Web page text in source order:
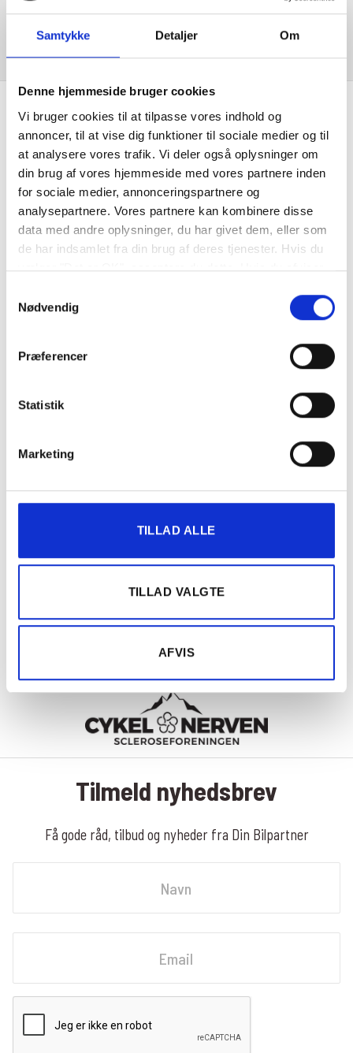
Samtykke Detaljer Om
Denne hjemmeside bruger cookies
Vi bruger cookies til at tilpasse vores indhold og
annoncer, til at vise dig funktioner til sociale medier og til
at analysere vores trafik. Vi deler også oplysninger om
din brug af vores hjemmeside med vores partnere inden
for sociale medier, annonceringspartnere og
analysepartnere. Vores partnere kan kombinere disse
data med andre oplysninger, du har givet dem, eller som
de har indsamlet fra din brug af deres tjenester. Hvis du
vælger "Det er OK", acceptere du dette. Hvis du afviser
"indstil præferencer" for at administrere dine
Nødvendig
Præferencer
Statistik
Marketing
TILLAD ALLE
TILLAD VALGTE
AFVIS
Din Bilpartner er en landsdækkende kæde af mere end 140 frie
værksteder. Etableret i 1985 af Dansk Bilbrancheråd, tidligere CAD.
Det betyder mere end 40 års erfaring i at servicere og reparere
biler.
Tilmeld nyhedsbrev
Få gode råd, tilbud og nyheder fra Din Bilpartner